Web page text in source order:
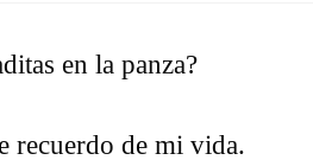
en la panza?
recuerdo de mi vida.